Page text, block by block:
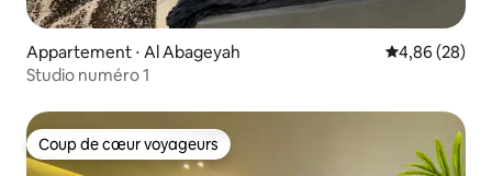
Appartement ⋅ Al Abageyah Évaluation
4,86 (28)
Studio numéro 1
Coup de cœur voyageurs
Coup de cœur voyageurs